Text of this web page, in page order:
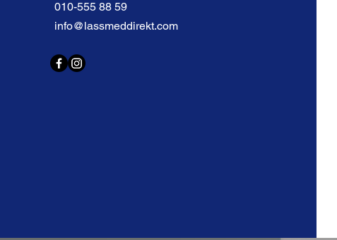
010-555 88 59
info@lassmeddirekt.com